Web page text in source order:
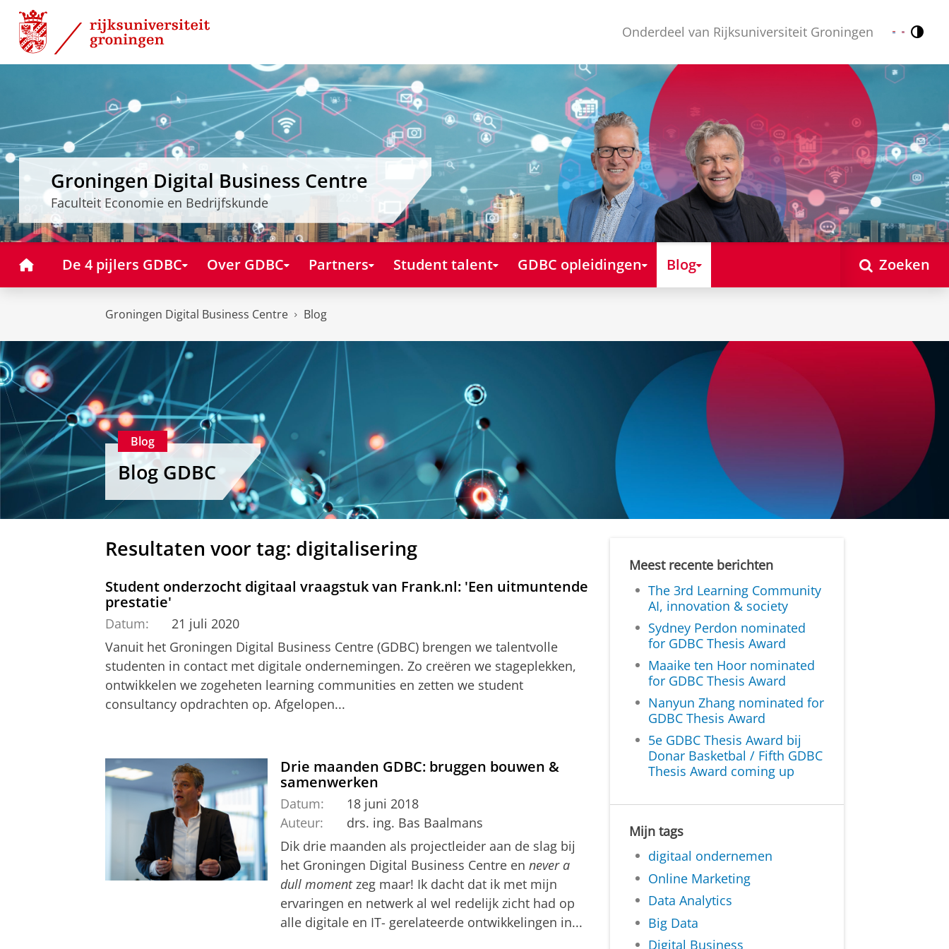
Skip
Content
Skip
Navigation
Onderdeel van Rijksuniversiteit Groningen Nederlands
English
Groningen Digital Business Centre
Faculteit Economie en Bedrijfskunde
HomeDe 4 pijlers GDBC Over GDBC Partners Student talent GDBC opleidingen Blog Zoeken
Groningen Digital Business Centre Blog
Blog
Blog GDBC
Resultaten voor tag: digitalisering
Student onderzocht digitaal vraagstuk van Frank.nl: 'Een uitmuntende
prestatie'
Datum:
21 juli 2020
Vanuit het Groningen Digital Business Centre (GDBC) brengen we talentvolle
studenten in contact met digitale ondernemingen. Zo creëren we stageplekken,
ontwikkelen we zogeheten learning communities en zetten we student
consultancy opdrachten op. Afgelopen...
Drie maanden GDBC: bruggen bouwen &
samenwerken
Datum:
18 juni 2018
Auteur:
drs. ing. Bas Baalmans
Dik drie maanden als projectleider aan de slag bij
het Groningen Digital Business Centre en never a
dull momentzeg maar! Ik dacht dat ik met mijn
ervaringen en netwerk al wel redelijk zicht had op
alle digitale en IT- gerelateerde ontwikkelingen in...
Meest recente berichten
The 3rd Learning Community
AI, innovation & society
Sydney Perdon nominated
for GDBC Thesis Award
Maaike ten Hoor nominated
for GDBC Thesis Award
Nanyun Zhang nominated for
GDBC Thesis Award
5e GDBC Thesis Award bij
Donar Basketbal / Fifth GDBC
Thesis Award coming up
Mijn tags
digitaal ondernemen
Online Marketing
Data Analytics
Big Data
Digital Business